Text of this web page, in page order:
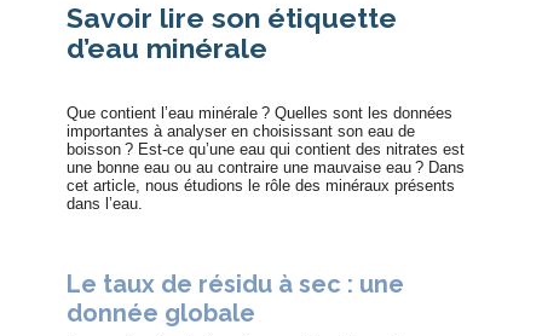
Savoir lire son étiquette
d’eau minérale
Que contient l’eau minérale ? Quelles sont les données
importantes à analyser en choisissant son eau de
boisson ? Est-ce qu’une eau qui contient des nitrates est
une bonne eau ou au contraire une mauvaise eau ? Dans
cet article, nous étudions le rôle des minéraux présents
dans l’eau.
Le taux de résidu à sec : une
donnée globale
Assistant Josmose
En ligne